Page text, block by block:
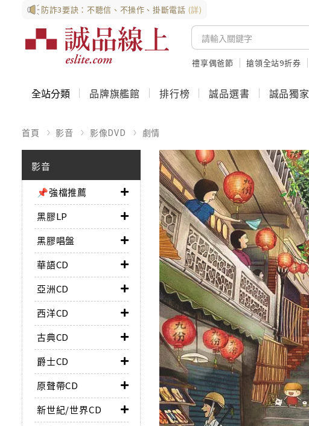
防詐3要訣：不聽信、不操作、掛斷電話 (詳)
禮享偶爸節 搶領全站9折券
全站分類 品牌旗艦館 排行榜 誠品選書 誠品獨家
首頁 影音 影像DVD 劇情
影音
📌強檔推薦
黑膠LP
黑膠唱盤
華語CD
亞洲CD
西洋CD
古典CD
爵士CD
原聲帶CD
新世紀/世界CD